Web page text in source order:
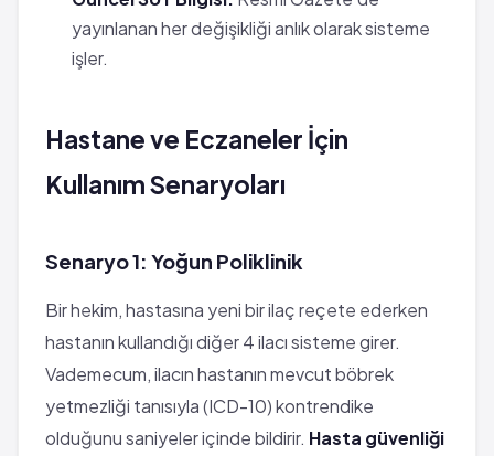
yayınlanan her değişikliği anlık olarak sisteme
işler.
Hastane ve Eczaneler İçin
Kullanım Senaryoları
Senaryo 1: Yoğun Poliklinik
Bir hekim, hastasına yeni bir ilaç reçete ederken
hastanın kullandığı diğer 4 ilacı sisteme girer.
Vademecum, ilacın hastanın mevcut böbrek
yetmezliği tanısıyla (ICD-10) kontrendike
olduğunu saniyeler içinde bildirir. Hasta güvenliği